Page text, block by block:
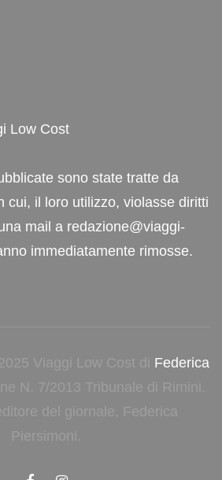
Low Cost
sono state tratte da
cui, il loro utilizzo, violasse diritti
mail a redazione@viaggi-
immediatamente rimosse.
Viaggi Low Cost di Federica
N. 7/2013 Tribunale di Rimini.
del giornale, Federica
Piersimoni.